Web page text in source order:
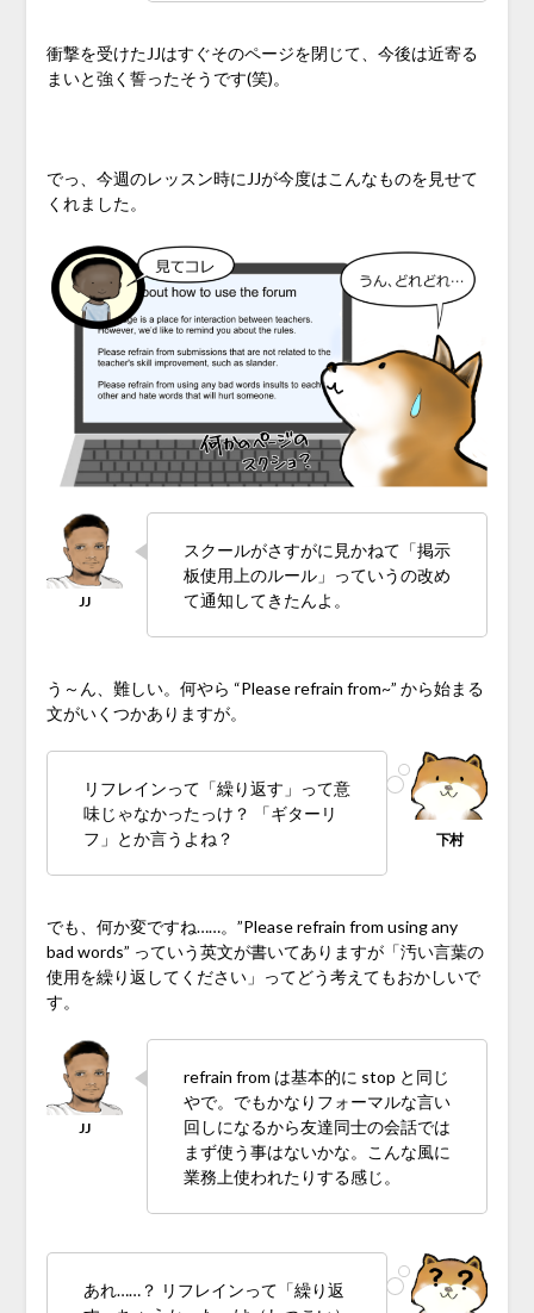
衝撃を受けたJJはすぐそのページを閉じて、今後は近寄る
まいと強く誓ったそうです(笑)。
でっ、今週のレッスン時にJJが今度はこんなものを見せて
くれました。
スクールがさすがに見かねて「掲示
板使用上のルール」っていうの改め
て通知してきたんよ。
う～ん、難しい。何やら “Please refrain from~” から始まる
文がいくつかありますが。
リフレインって「繰り返す」って意
味じゃなかったっけ？ 「ギターリ
フ」とか言うよね？
でも、何か変ですね……。”Please refrain from using any
bad words” っていう英文が書いてありますが「汚い言葉の
使用を繰り返してください」ってどう考えてもおかしいで
す。
refrain from は基本的に stop と同じ
やで。でもかなりフォーマルな言い
回しになるから友達同士の会話では
まず使う事はないかな。こんな風に
業務上使われたりする感じ。
あれ……？ リフレインって「繰り返